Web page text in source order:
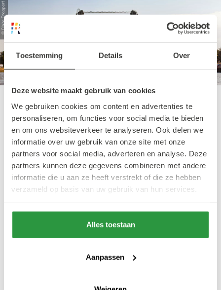
Toestemming Details Over
Deze website maakt gebruik van cookies
We gebruiken cookies om content en advertenties te
personaliseren, om functies voor social media te bieden
en om ons websiteverkeer te analyseren. Ook delen we
informatie over uw gebruik van onze site met onze
partners voor social media, adverteren en analyse. Deze
partners kunnen deze gegevens combineren met andere
informatie die u aan ze heeft verstrekt of die ze hebben
verzameld op basis van uw gebruik van hun services.
Alles toestaan
Aanpassen
© Claire Droppert
De Van Brienenoordbrug
Voor wie met de auto Rotterdam binnenrijdt
via de A16, is de Van Brienenoordbrug niet te
missen. Het is misschien niet in het centrum,
maar deze boogbrug over de Maas is een van
de drukste verkeersbruggen van Nederland,
en daarom zeker het noemen waard.
Dagelijks passeren er tienduizenden
voertuigen. De brug is genoemd naar het
bevindt en een aanrader is om eens te